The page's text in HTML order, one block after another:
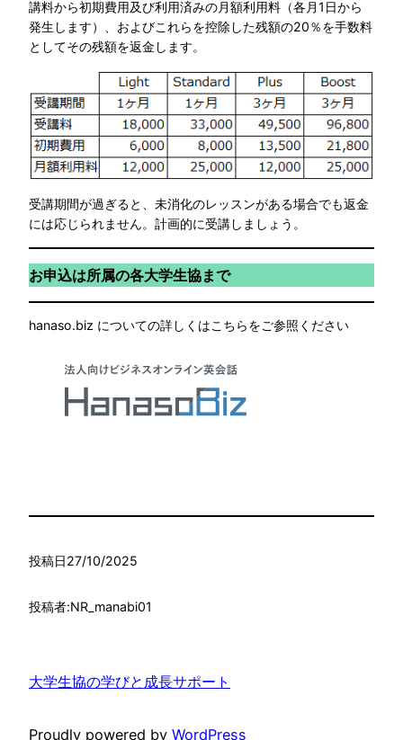
講料から初期費用及び利用済みの月額利用料（各月1日から
発生します）、およびこれらを控除した残額の20％を手数料
としてその残額を返金します。
受講期間が過ぎると、未消化のレッスンがある場合でも返金
には応じられません。計画的に受講しましょう。
お申込は所属の各大学生協まで
hanaso.biz についての詳しくはこちらをご参照ください
投稿日27/10/2025
投稿者:NR_manabi01
大学生協の学びと成長サポート
Proudly powered by WordPress